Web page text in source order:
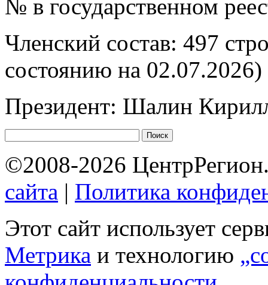
№ в государственном
Членский состав: 497
состоянию на 02.07.2026)
Президент: Шалин
©2008-2026
сайта | Политика
Этот сайт использует
Метрика и технологию